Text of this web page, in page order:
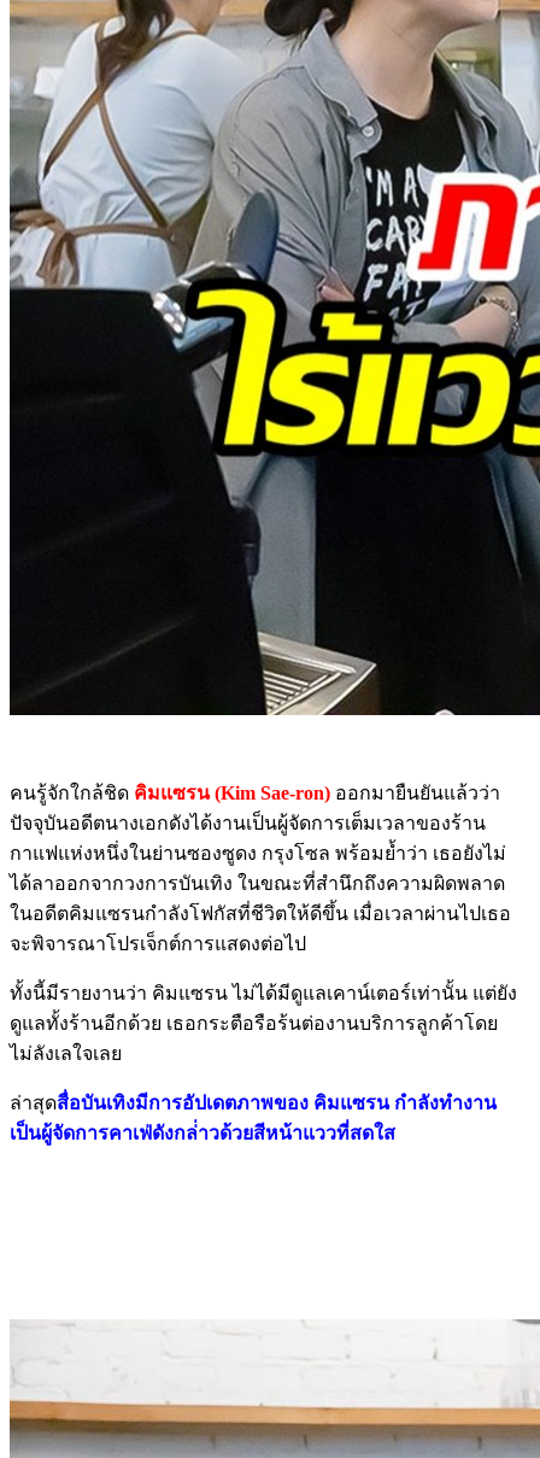
คนรู้จักใกล้ชิด คิมแซรน (Kim Sae-ron) ออกมายืนยันแล้วว่า
ปัจจุบันอดีตนางเอกดังได้งานเป็นผู้จัดการเต็มเวลาของร้าน
กาแฟแห่งหนึ่งในย่านซองซูดง กรุงโซล พร้อมย้ำว่า เธอยังไม่
ได้ลาออกจากวงการบันเทิง ในขณะที่สำนึกถึงความผิดพลาด
ในอดีตคิมแซรนกำลังโฟกัสที่ชีวิตให้ดีขึ้น เมื่อเวลาผ่านไปเธอ
จะพิจารณาโปรเจ็กต์การแสดงต่อไป
ทั้งนี้มีรายงานว่า คิมแซรน ไม่ได้มีดูแลเคาน์เตอร์เท่านั้น แต่ยัง
ดูแลทั้งร้านอีกด้วย เธอกระตือรือร้นต่องานบริการลูกค้าโดย
ไม่ลังเลใจเลย
ล่าสุดสื่อบันเทิงมีการอัปเดตภาพของ คิมแซรน กำลังทำงาน
เป็นผู้จัดการคาเฟ่ดังกล่่าวด้วยสีหน้าแววที่สดใส